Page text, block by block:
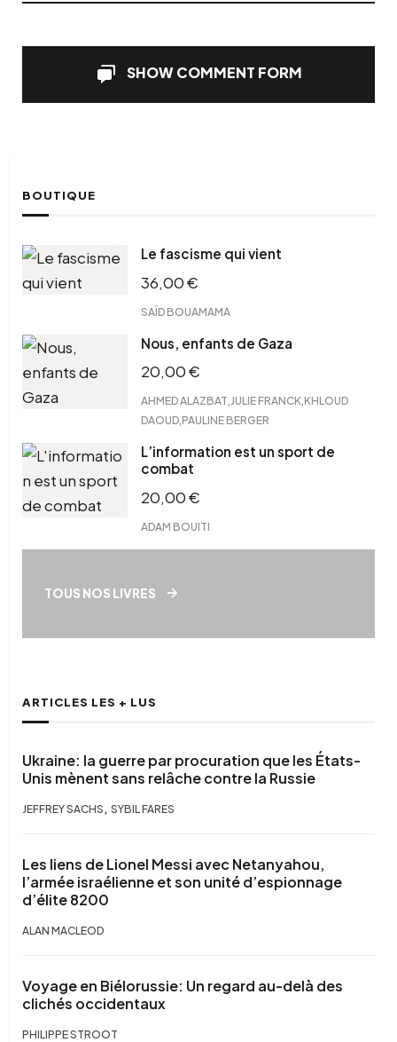
SHOW COMMENT FORM
BOUTIQUE
Le fascisme qui vient
36,00€
SAÏD BOUAMAMA
Nous, enfants de Gaza
20,00€
AHMED ALAZBAT,JULIE FRANCK,KHLOUD
DAOUD,PAULINE BERGER
L’information est un sport de
combat
20,00€
ADAM BOUITI
TOUS NOS LIVRES
ARTICLES LES + LUS
Ukraine: la guerre par procuration que les États-
Unis mènent sans relâche contre la Russie
JEFFREY SACHS , SYBIL FARES
Les liens de Lionel Messi avec Netanyahou,
l’armée israélienne et son unité d’espionnage
d’élite 8200
ALAN MACLEOD
Voyage en Biélorussie: Un regard au-delà des
clichés occidentaux
PHILIPPE STROOT